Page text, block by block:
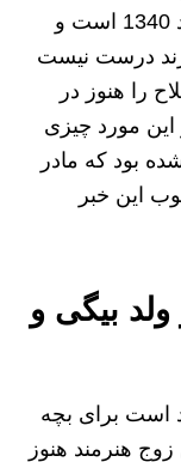
فلاح متولد 1351 و افسانه بایگان متولد 1340 است و
و فرزند درست نیست
را هنوز در
این مورد چیزی
بود که مادر
این خبر
بیگی و
است برای بچه
هنرمند هنوز